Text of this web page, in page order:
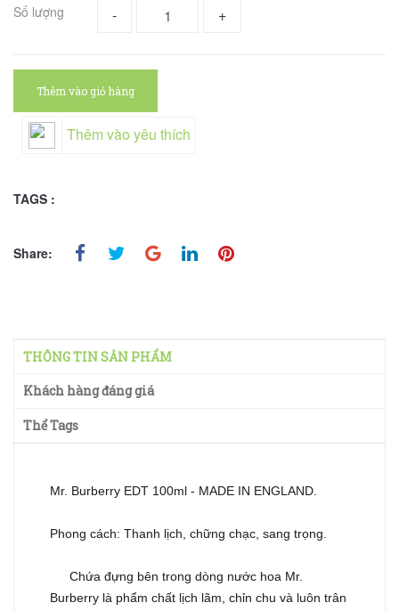
Số lượng - +
Thêm vào giỏ hàng
Thêm vào yêu thích
TAGS :
Share:
THÔNG TIN SẢN PHẨM
Khách hàng đáng giá
Thể Tags
Mr. Burberry EDT 100ml - MADE IN ENGLAND.
Phong cách: Thanh lịch, chững chạc, sang trọng.
🕺🏼Chứa đựng bên trong dòng nước hoa Mr.
Burberry là phẩm chất lịch lãm, chỉn chu và luôn trân